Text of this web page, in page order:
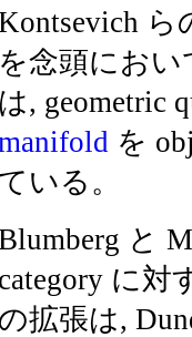
を念頭にお
は, geometric
を
ている。
と
category に対
の拡張は,